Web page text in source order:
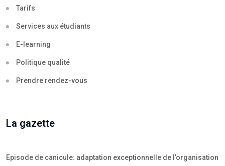
Tarifs
Services aux étudiants
E-learning
Politique qualité
Prendre rendez-vous
La gazette
Episode de canicule: adaptation exceptionnelle de l’organisation